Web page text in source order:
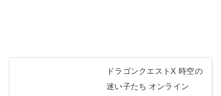
ドラゴンクエストX 時空の
迷い子たち オンライン